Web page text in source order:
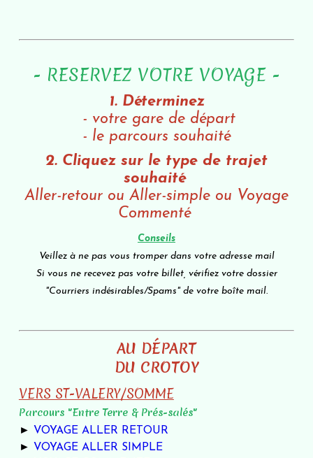
- RESERVEZ VOTRE VOYAGE -
1. Déterminez
- votre gare de départ
- le parcours souhaité
2. Cliquez sur le type de trajet
souhaité
Aller-retour ou Aller-simple ou Voyage
Commenté
Conseils
Veillez à ne pas vous tromper dans votre adresse mail
Si vous ne recevez pas votre billet, vérifiez votre dossier
"Courriers indésirables/Spams" de votre boîte mail.
AU DÉPART
DU CROTOY
VERS ST-VALERY/SOMME
Parcours "Entre Terre & Prés-salés"
► VOYAGE ALLER RETOUR
► VOYAGE ALLER SIMPLE